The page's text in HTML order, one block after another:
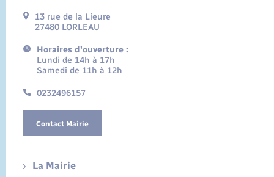
13 rue de la Lieure
27480 LORLEAU
Horaires d'ouverture :
Lundi de 14h à 17h
Samedi de 11h à 12h
0232496157
Contact Mairie
La Mairie